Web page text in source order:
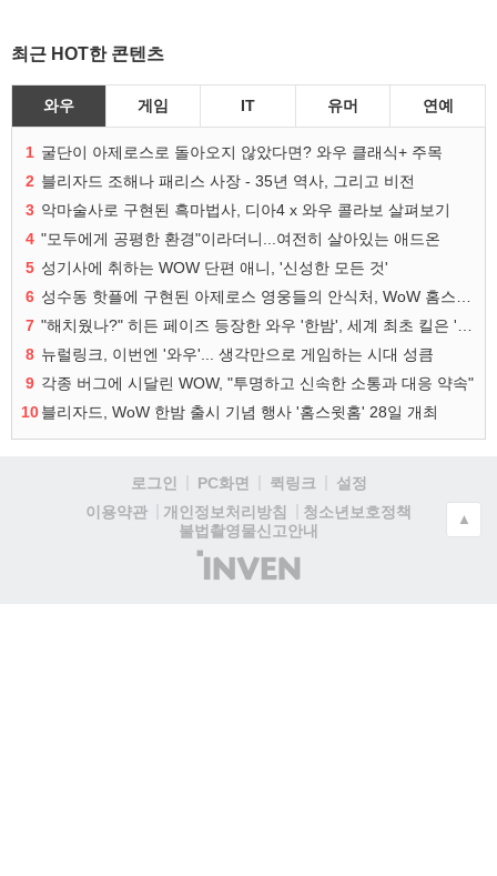
최근 HOT한 콘텐츠
와우 게임 IT 유머 연예
1 굴단이 아제로스로 돌아오지 않았다면? 와우 클래식+ 주목
2 블리자드 조해나 패리스 사장 - 35년 역사, 그리고 비전
3 악마술사로 구현된 흑마법사, 디아4 x 와우 콜라보 살펴보기
4 "모두에게 공평한 환경"이라더니...여전히 살아있는 애드온
5 성기사에 취하는 WOW 단편 애니, '신성한 모든 것'
6
7
8 뉴럴링크, 이번엔 '와우'... 생각만으로 게임하는 시대 성큼
9 각종 버그에 시달린 WOW, "투명하고 신속한 소통과 대응 약속"
10블리자드, WoW 한밤 출시 기념 행사 '홈스윗홈' 28일 개최
로그인 PC화면 퀵링크
설정
이용약관
개인정보처리방침
청소년보호정책
불법촬영물신고안내
(주)
인
▲